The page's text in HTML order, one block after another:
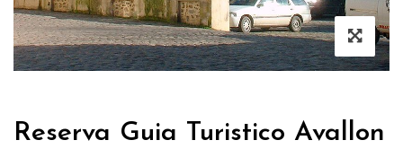
Reserva Guia Turistico Avallon